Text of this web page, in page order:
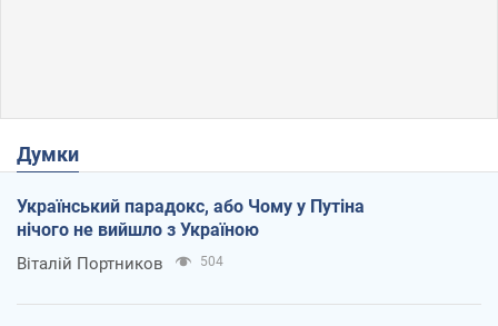
Думки
Український парадокс, або Чому у Путіна
нічого не вийшло з Україною
Віталій Портников 504